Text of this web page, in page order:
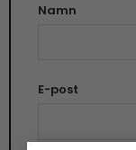
Namn
E-post